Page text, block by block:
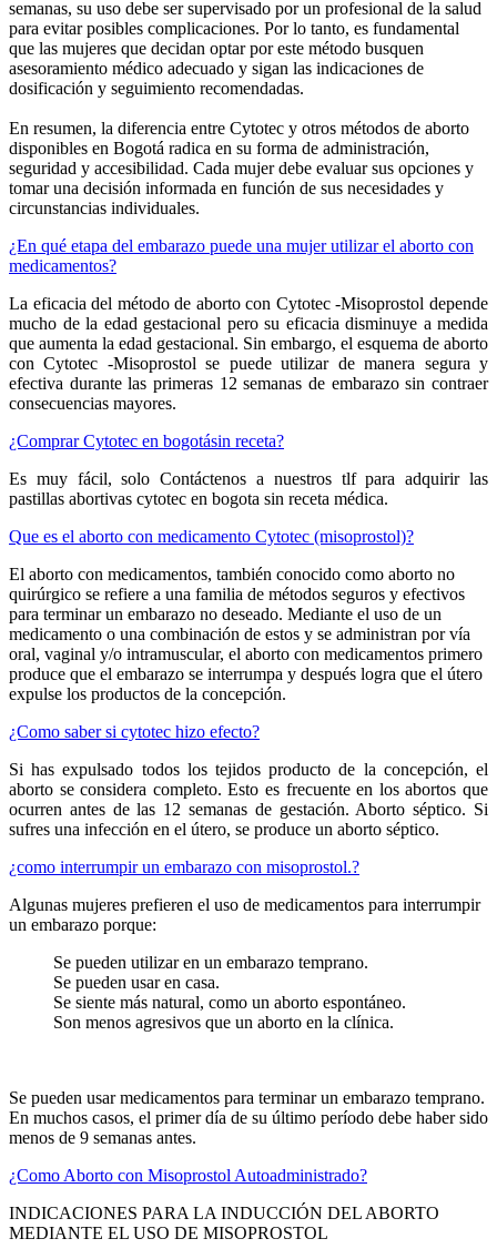
semanas, su uso debe ser supervisado por un profesional de la salud
para evitar posibles complicaciones. Por lo tanto, es fundamental
que las mujeres que decidan optar por este método busquen
asesoramiento médico adecuado y sigan las indicaciones de
dosificación y seguimiento recomendadas.
En resumen, la diferencia entre Cytotec y otros métodos de aborto
disponibles en Bogotá radica en su forma de administración,
seguridad y accesibilidad. Cada mujer debe evaluar sus opciones y
tomar una decisión informada en función de sus necesidades y
circunstancias individuales.
¿En qué etapa del embarazo puede una mujer utilizar el aborto con
medicamentos?
La eficacia del método de aborto con Cytotec -Misoprostol depende
mucho de la edad gestacional pero su eficacia disminuye a medida
que aumenta la edad gestacional. Sin embargo, el esquema de aborto
con Cytotec -Misoprostol se puede utilizar de manera segura y
efectiva durante las primeras 12 semanas de embarazo sin contraer
consecuencias mayores.
¿Comprar Cytotec en bogotásin receta?
Es muy fácil, solo Contáctenos a nuestros tlf para adquirir las
pastillas abortivas cytotec en bogota sin receta médica.
Que es el aborto con medicamento Cytotec (misoprostol)?
El aborto con medicamentos, también conocido como aborto no
quirúrgico se refiere a una familia de métodos seguros y efectivos
para terminar un embarazo no deseado. Mediante el uso de un
medicamento o una combinación de estos y se administran por vía
oral, vaginal y/o intramuscular, el aborto con medicamentos primero
produce que el embarazo se interrumpa y después logra que el útero
expulse los productos de la concepción.
¿Como saber si cytotec hizo efecto?
Si has expulsado todos los tejidos producto de la concepción, el
aborto se considera completo. Esto es frecuente en los abortos que
ocurren antes de las 12 semanas de gestación. Aborto séptico. Si
sufres una infección en el útero, se produce un aborto séptico.
¿como interrumpir un embarazo con misoprostol.?
Algunas mujeres prefieren el uso de medicamentos para interrumpir
un embarazo porque:
Se pueden utilizar en un embarazo temprano.
Se pueden usar en casa.
Se siente más natural, como un aborto espontáneo.
Son menos agresivos que un aborto en la clínica.
Se pueden usar medicamentos para terminar un embarazo temprano.
En muchos casos, el primer día de su último período debe haber sido
menos de 9 semanas antes.
¿Como Aborto con Misoprostol Autoadministrado?
INDICACIONES PARA LA INDUCCIÓN DEL ABORTO
MEDIANTE EL USO DE MISOPROSTOL